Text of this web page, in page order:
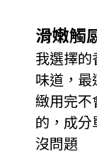
滑嫩觸
我選擇
味道，
緻用完不
的，成
沒問題